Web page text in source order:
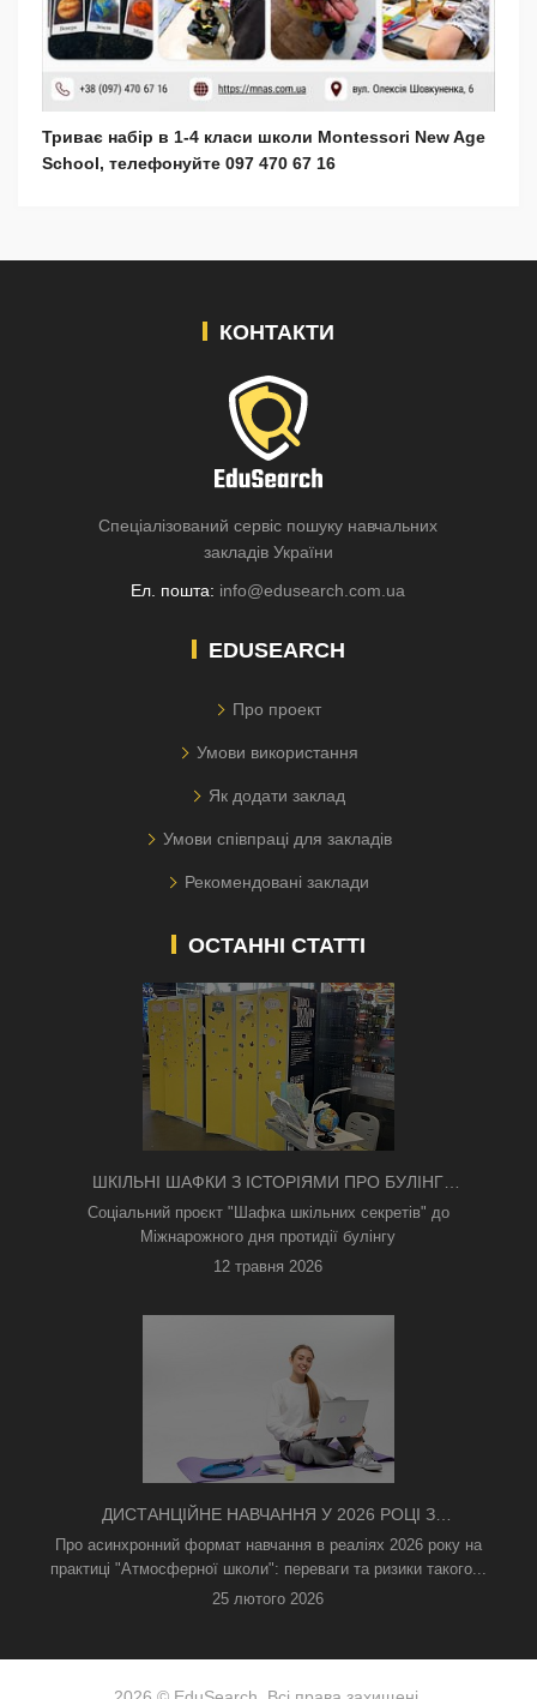
Триває набір в 1-4 класи школи Montessori New Age
School, телефонуйте 097 470 67 16
КОНТАКТИ
Спеціалізований сервіс пошуку навчальних
закладів України
Ел. пошта: info@edusearch.com.ua
EDUSEARCH
Про проект
Умови використання
Як додати заклад
Умови співпраці для закладів
Рекомендовані заклади
ОСТАННІ СТАТТІ
ШКІЛЬНІ ШАФКИ З ІСТОРІЯМИ ПРО БУЛІНГ
З'ЯВИЛИСЯ В КИЄВІ
Соціальний проєкт "Шафка шкільних секретів" до
Міжнарожного дня протидії булінгу
12 травня 2026
ДИСТАНЦІЙНЕ НАВЧАННЯ У 2026 РОЦІ З
ТРИВОГАМИ ТА БЕЗ СВІТЛА: ЯК АСИНХРОННИЙ
ФОРМАТ РЯТУЄ ОСВІТНІЙ ПРОЦЕС
Про асинхронний формат навчання в реаліях 2026 року на
практиці "Атмосферної школи": переваги та ризики такого...
25 лютого 2026